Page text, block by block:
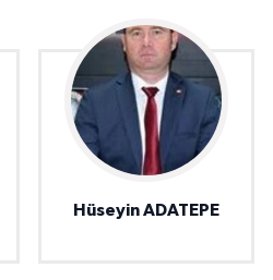
Hüseyin ADATEPE